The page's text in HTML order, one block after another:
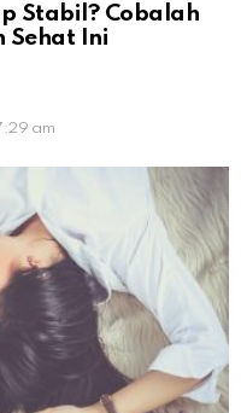
Stabil? Cobalah
Sehat Ini
am